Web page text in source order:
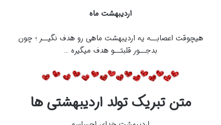
اردیبهشت ماه
هیچوقت اعصابــه یه اردیبهشت ماهی رو هدف نگیــر ؛ چون
بدجــور قلبتــو هدف میگیره …
متن تبریک تولد اردیبهشتی ها